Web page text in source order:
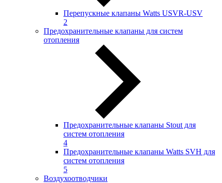
Перепускные клапаны Watts USVR-USV
2
Предохранительные клапаны для систем
отопления
Предохранительные клапаны Stout для
систем отопления
4
Предохранительные клапаны Watts SVH для
систем отопления
5
Воздухоотводчики